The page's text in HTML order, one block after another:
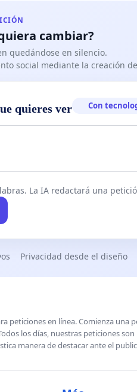
cambiar?
quedándose en silencio.
social mediante la creación
quieres ver Con
La IA redactará una
Privacidad desde el diseño
peticiones en línea. Comienza una
los días, nuestras peticiones
manera de destacar ante el